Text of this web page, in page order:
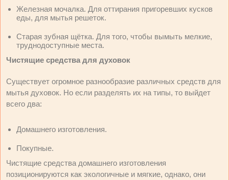
Железная мочалка. Для оттирания пригоревших кусков
еды, для мытья решеток.
Старая зубная щётка. Для того, чтобы вымыть мелкие,
труднодоступные места.
Чистящие средства для духовок
Существует огромное разнообразие различных средств для
мытья духовок. Но если разделять их на типы, то выйдет
всего два:
Домашнего изготовления.
Покупные.
Чистящие средства домашнего изготовления
позиционируются как экологичные и мягкие, однако, они